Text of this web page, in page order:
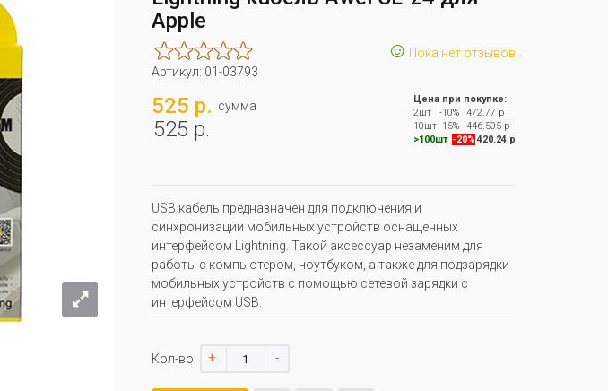
Apple
☺ Пока нет отзывов
Артикул: 01-03793
525 р. сумма
525 р.
Цена при покупке:
2шт
-10%
472.77 р
10шт -15%
446.505 р
>100шт -20%420.24 р
USB кабель предназначен для подключения и
синхронизации мобильных устройств оснащенных
интерфейсом Lightning. Такой аксессуар незаменим для
работы с компьютером, ноутбуком, а также для подзарядки
мобильных устройств с помощью сетевой зарядки с
интерфейсом USB.
Кол-во: + -